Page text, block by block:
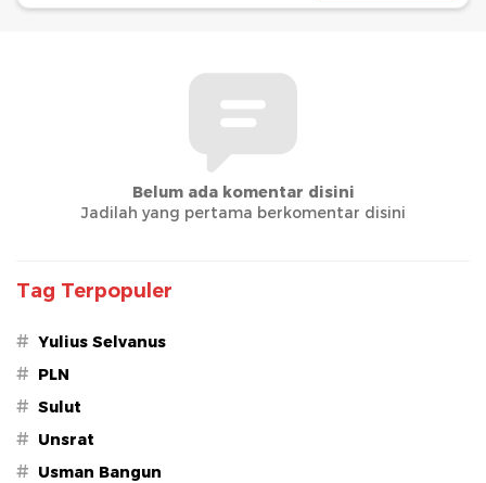
Belum ada komentar disini
Jadilah yang pertama berkomentar disini
Tag Terpopuler
# Yulius Selvanus
# PLN
# Sulut
# Unsrat
# Usman Bangun